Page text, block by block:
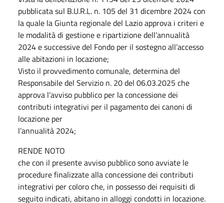
pubblicata sul B.U.R.L. n. 105 del 31 dicembre 2024 con
la quale la Giunta regionale del Lazio approva i criteri e
le modalità di gestione e ripartizione dell’annualità
2024 e successive del Fondo per il sostegno all’accesso
alle abitazioni in locazione;
Visto il provvedimento comunale, determina del
Responsabile del Servizio n. 20 del 06.03.2025 che
approva l’avviso pubblico per la concessione dei
contributi integrativi per il pagamento dei canoni di
locazione per
l’annualità 2024;
RENDE NOTO
che con il presente avviso pubblico sono avviate le
procedure finalizzate alla concessione dei contributi
integrativi per coloro che, in possesso dei requisiti di
seguito indicati, abitano in alloggi condotti in locazione.